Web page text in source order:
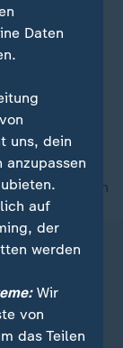
Gangart
nach oben
Daten
uns, dein
anzupassen
auf
der
werden
Wir
von
das Teilen